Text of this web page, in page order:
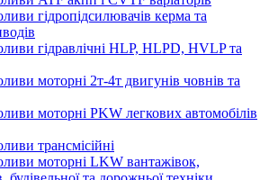
гідропідсилювачів керма та
гідравлічні HLP, HLPD, HVLP та
моторні 2т-4т двигунів човнів та
моторні PKW легкових автомобілів
трансмісійні
моторні LKW вантажівок,